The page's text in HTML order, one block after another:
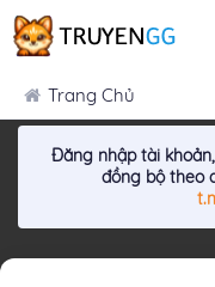
Trang Chủ
Đăng nhập tài
đồng bộ theo